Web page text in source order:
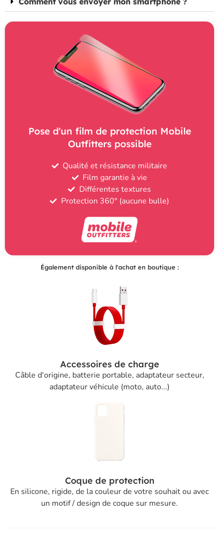
Pose d'un film de protection Mobile
Outfitters possible
Qualité et résistance militaire
Film garantie à vie
Différentes textures
Protection 360° (aucune bulle)
Également disponible à l'achat en boutique :
Accessoires de charge
Câble d'origine, batterie portable, adaptateur secteur,
adaptateur véhicule (moto, auto...)
Coque de protection
En silicone, rigide, de la couleur de votre souhait ou avec
un motif / design de coque sur mesure.